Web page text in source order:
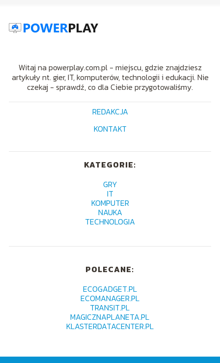
Witaj na powerplay.com.pl - miejscu, gdzie znajdziesz
artykuły nt. gier, IT, komputerów, technologii i edukacji. Nie
czekaj - sprawdź, co dla Ciebie przygotowaliśmy.
REDAKCJA
KONTAKT
KATEGORIE:
GRY
IT
KOMPUTER
NAUKA
TECHNOLOGIA
POLECANE:
ECOGADGET.PL
ECOMANAGER.PL
TRANSIT.PL
MAGICZNAPLANETA.PL
KLASTERDATACENTER.PL